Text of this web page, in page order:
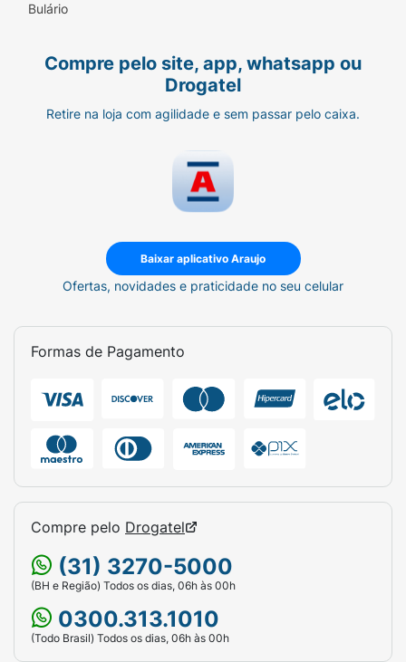
Bulário
Compre pelo site, app, whatsapp ou
Drogatel
Retire na loja com agilidade e sem passar pelo caixa.
Baixar aplicativo Araujo
Ofertas, novidades e praticidade no seu celular
Formas de Pagamento
Compre pelo Drogatel
(31) 3270-5000
(BH e Região) Todos os dias, 06h às 00h
0300.313.1010
(Todo Brasil) Todos os dias, 06h às 00h